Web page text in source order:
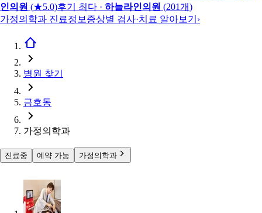
인의원 (★5.0)후기 최다 · 하늘라인의원 (201개)
가정의학과 진료정보 증상별 검사·치료 알아보기 ›
병원 찾기
금호동
가정의학과
진료중 예약 가능 가정의학과